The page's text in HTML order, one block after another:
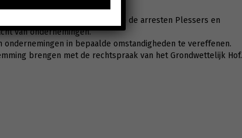
Europese Unie gestelde eisen in de arresten Plessers en
van ondernemingen.
in bepaalde omstandigheden te vereffenen.
brengen met de rechtspraak van het Grondwettelijk Hof.